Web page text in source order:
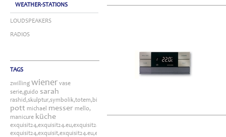
WEATHER-STATIONS
LOUDSPEAKERS
RADIOS
TAGS
zwilling wiener vase
serie,guido sarah
rashid,skulptur,symbolik,totem,bitossi
pott michael messer mello,
manicure küche
exquisit24,exquisit24.eu,exquisit24.de,driade,odette,tafelaufsatz,schale,silber